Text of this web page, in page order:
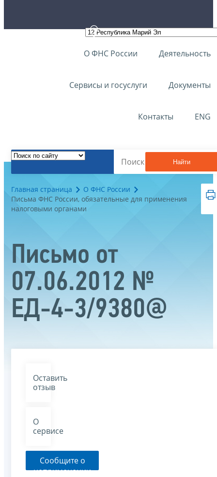
О ФНС России Деятельность
Сервисы и госуслуги Документы
Контакты ENG
Найти
Главная страница
О ФНС России
Письма ФНС России, обязательные для применения
налоговыми органами
Письмо от
07.06.2012 №
ЕД-4-3/9380@
Оставить
отзыв
О
сервисе
Сообщите о
неприменении